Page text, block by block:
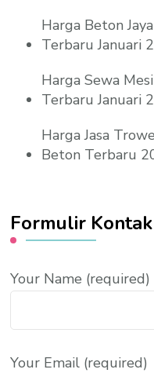
Harga Beton
Terbaru Januari
Harga Sewa
Terbaru Januari
Harga Jasa
Beton Terbaru
Formulir Kontak
Your Name (required)
Your Email (required)